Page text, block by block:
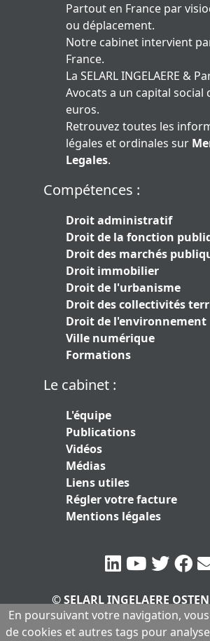
Partout en France par
ou déplacement.
Notre cabinet intervient
France.
La SELARL INGELAERE &
Avocats a un capital social
euros.
Retrouvez toutes les
légales et ordinales sur
Legales.
Compétences :
Droit administratif
Droit de la fonction
Droit des marchés
Droit immobilier
Droit de l'urbanisme
Droit des collectivités
Droit de l'environnement
Ville numérique
Formations
Le cabinet :
L'équipe
Publications
Vidéos
Médias
Liens utiles
Régler votre facture
Mentions légales
© SELARL INGELAERE
SERLARL au capital de
Mentions légales
En poursuivant votre navigation,
de cookies et autres tags pour